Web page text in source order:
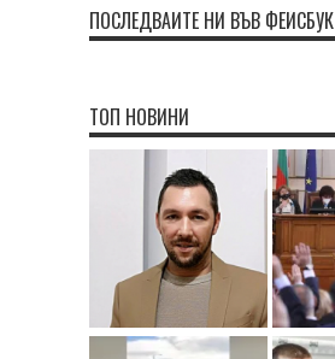
ПОСЛЕДВАЙТЕ НИ ВЪВ ФЕЙСБУК
ТОП НОВИНИ